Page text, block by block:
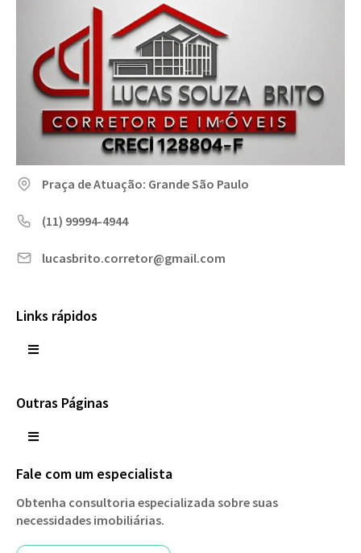
Praça de Atuação: Grande São Paulo
(11) 99994-4944
lucasbrito.corretor@gmail.com
Links rápidos
Outras Páginas
Fale com um especialista
Obtenha consultoria especializada sobre suas
necessidades imobiliárias.